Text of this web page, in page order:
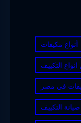
أنواع مكيفات
التكييف
في مصر
التكييف